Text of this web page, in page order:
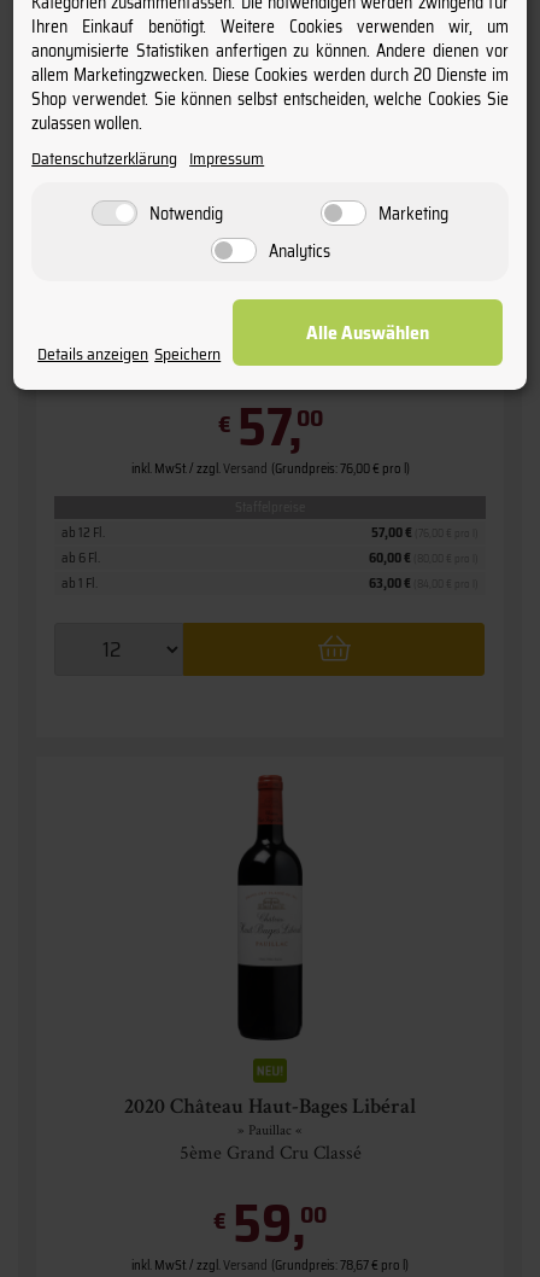
2020 Château Haut-Bages Libéral
5ème Grand Cru Classé
€ 57,00
inkl. MwSt. / zzgl.Versand (Grundpreis: 76,00 € pro l)
ab 1 Fl. 63,00 €
ab 6 Fl. 60,00 €
ab 12 Fl. 57,00 €
2020 Château Haut-Bages Libéral
» Pauillac «
5ème Grand Cru Classé
€ 59,00
inkl. MwSt. / zzgl.Versand (Grundpreis: 78,67 € pro l)
Ihren Einkauf benötigt. Weitere Cookies verwenden wir, um
anonymisierte Statistiken anfertigen zu können. Andere dienen vor
allem Marketingzwecken. Diese Cookies werden durch 20 Dienste im
Shop verwendet. Sie können selbst entscheiden, welche Cookies Sie
zulassen wollen.
Datenschutzerklärung Impressum
Notwendig
Marketing
Analytics
Details anzeigen Speichern
Alle Auswählen